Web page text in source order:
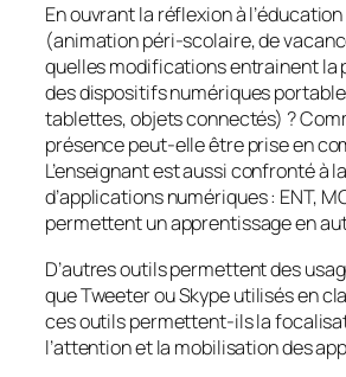
En ouvrant la réflexion à
(animation péri-scolaire, de
quelles modifications entrainent la
des dispositifs numériques
tablettes, objets connectés) ?
présence peut-elle être prise en
L’enseignant est aussi confronté à
d’applications numériques : ENT,
permettent un apprentissage en
D’autres outils permettent des
que Tweeter ou Skype utilisés en
ces outils permettent-ils la
l’attention et la mobilisation des